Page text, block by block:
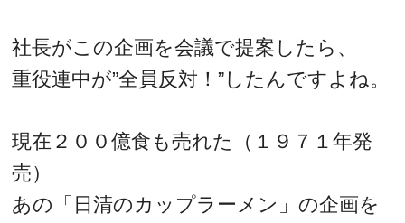
社長がこの企画を会議で提案したら、
重役連中が”全員反対！”したんですよね。
現在２００億食も売れた（１９７１年発
売）
あの「日清のカップラーメン」の企画を